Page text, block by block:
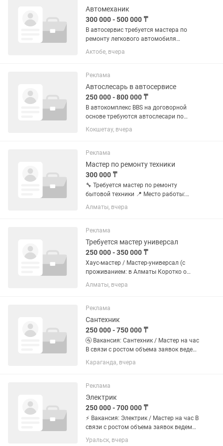
•монтаж...
Автомеханик
300 000 - 500 000 ₸
В автосервис требуется мастера по
ремонту легкового автомобиля
Ходовщик Моторист Электрика
Инструменты и оборудование имеется
туалет, раздевалка и отопление без...
Актобе, вчера
Реклама
Автослесарь в автосервисе
250 000 - 800 000 ₸
В автокомплекс BBS на договорной
основе требуются автослесари по
ремонту. Моторист(мастер по ремонту
двигателей).Знание Vag группы
Кокшетау, вчера
Реклама
Мастер по ремонту техники
300 000 ₸
🔧 Требуется мастер по ремонту
бытовой техники 📍 Место работы:
Алматы, мкр. Кулагер, ул. Казыбаева
270В, корпус 1 Мы — компания в сфере
Kaspi, Wildberries и...
Алматы, вчера
Реклама
Требуется мастер универсал
250 000 - 350 000 ₸
Хаус-мастер / Мастер-универсал (с
проживанием: в Алматы Коротко о
нас: Занимаемся ремонтом и
обслуживанием объектов. Ищем
постоянной работы. Что нужно...
Алматы, вчера
Реклама
Сантехник
250 000 - 750 000 ₸
🚰 Вакансия: Сантехник / Мастер на час
В связи с ростом объема заявок ведем
набор мастеров на постоянную
занятость. График: Полная занятость /
Караганда, вчера
Реклама
Электрик
250 000 - 700 000 ₸
⚡ Вакансия: Электрик / Мастер на час В
связи с ростом объема заявок ведем
набор мастеров на постоянную
Уральск, вчера